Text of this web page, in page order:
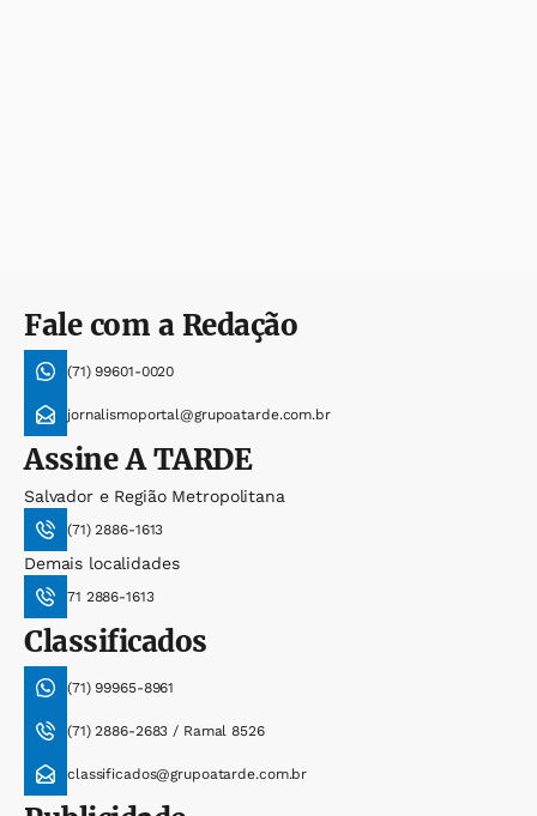
Fale com a Redação
(71) 99601-0020
jornalismoportal@grupoatarde.com.br
AssineA TARDE
Salvador e Região Metropolitana
(71) 2886-1613
Demais localidades
71 2886-1613
Classificados
(71) 99965-8961
(71) 2886-2683 / Ramal 8526
classificados@grupoatarde.com.br